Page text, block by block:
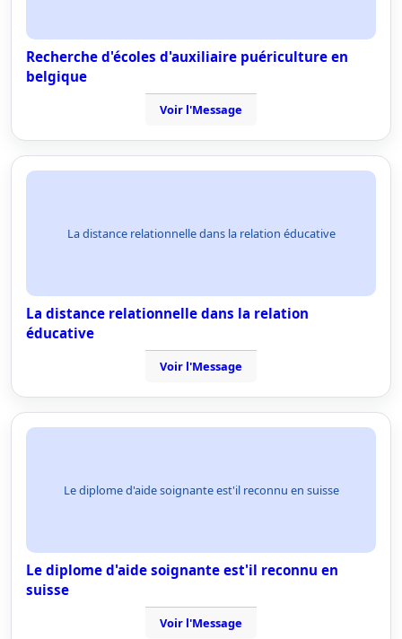
Recherche d'écoles d'auxiliaire puériculture en
belgique
Voir l'Message
La distance relationnelle dans la relation éducative
La distance relationnelle dans la relation
éducative
Voir l'Message
Le diplome d'aide soignante est'il reconnu en suisse
Le diplome d'aide soignante est'il reconnu en
suisse
Voir l'Message